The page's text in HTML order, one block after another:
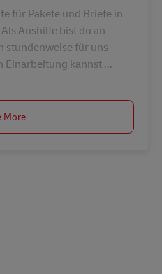
für Pakete und Briefe in
Aushilfe bist du an
stundenweise für uns
Einarbeitung kannst ...
More